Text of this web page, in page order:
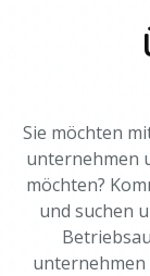
Sie möchten
unternehmen
möchten?
und suchen
unternehmen